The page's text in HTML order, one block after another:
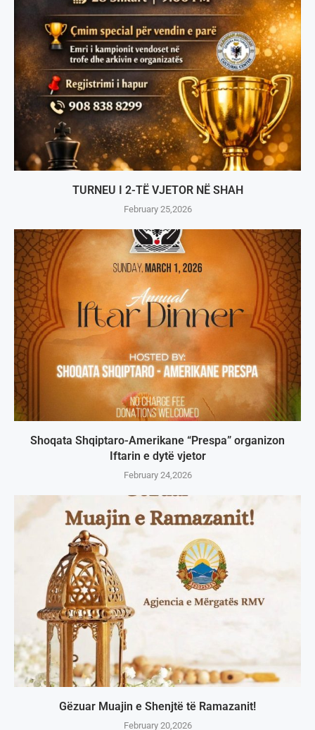
TURNEU I 2-TË VJETOR NË SHAH
February 25,2026
Shoqata Shqiptaro-Amerikane “Prespa” organizon
Iftarin e dytë vjetor
February 24,2026
Gëzuar Muajin e Shenjtë të Ramazanit!
February 20,2026